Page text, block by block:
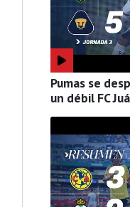
Pumas se
un débil FC